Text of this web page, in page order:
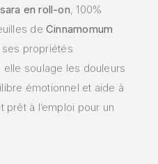
en roll-on, 100%
deCinnamomum
propriétés
soulage les douleurs
émotionnel et aide à
à l’emploi pour un
5 basé sur